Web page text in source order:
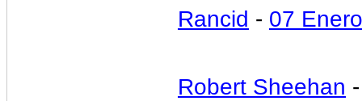
Rancid - 07 Enero
Robert Sheehan